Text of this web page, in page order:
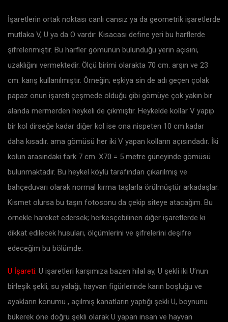
İşaretlerin ortak noktası canlı cansız ya da geometrik işaretlerde
mutlaka V, U ya da O vardır. Kısacası define yeri bu harflerde
şifrelenmiştir. Bu harfler gömünün bulunduğu yerin açısını,
uzaklığını vermektedir. Ölçü birimi olarakta 70 cm. arşın ve 23
cm. karış kullanılmıştır. Örneğin; eşkiya sin de adı geçen çolak
papaz onun işareti çeşmede olduğu gibi gömüye çok yakın bir
alanda mermerden heykeli de çıkmıştır. Heykelde kollar V yapıp
bir kol dirseğe kadar diğer kol ise ona nispeten 10 cm.kadar
daha kısadır. ama gömüsü her iki V yapan kolların açısındadır. İki
kolun arasındaki fark 7 cm. X70 = 5 metre güneyinde gömüsü
bulunmaktadır. Bu heykel köylü tarafından çıkarılmış ve
bahçeduvarı olarak normal kırma taşlarla örülmüştür arkadaşlar.
Kısmet olursa bu taşın fotosonu da çekip siteye atacağım. Bu
örnekle hareket edersek; herkesçebilinen diğer işaretlerde ki
dikkat edilecek husuları, ölçümlerini ve şifrelerini deşifre
edeceğim bu bölümde.
U İşareti: U işaretleri karşımıza bazen hilal ay, U şekli iki U’nun
birleşik şekli, su yalağı, hayvan figürlerinde karın boşluğu ve
ayakların konumu , açılmış kanatların yaptığı şekli U, boynunu
bükerek öne doğru şekli olarak U yapan insan ve hayvan